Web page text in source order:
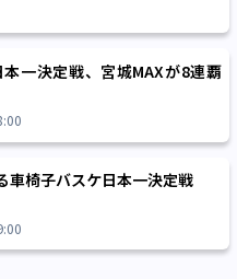
一決定戦、宮城MAXが8連覇
車椅子バスケ日本一決定戦